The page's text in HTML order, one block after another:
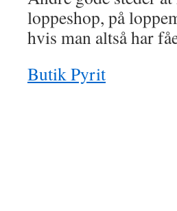
loppeshop, på
hvis man altså har
Butik Pyrit